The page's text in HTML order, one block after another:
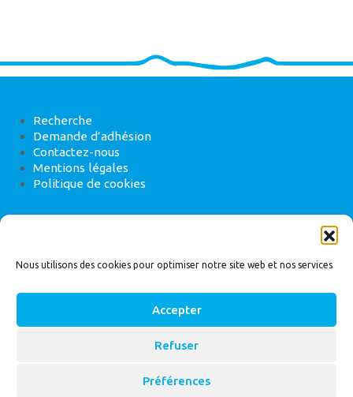
Nous utilisons des cookies pour optimiser notre site web et nos services
Accepter
Refuser
Préférences
Recherche
Demande d’adhésion
Contactez-nous
Mentions légales
Politique de cookies